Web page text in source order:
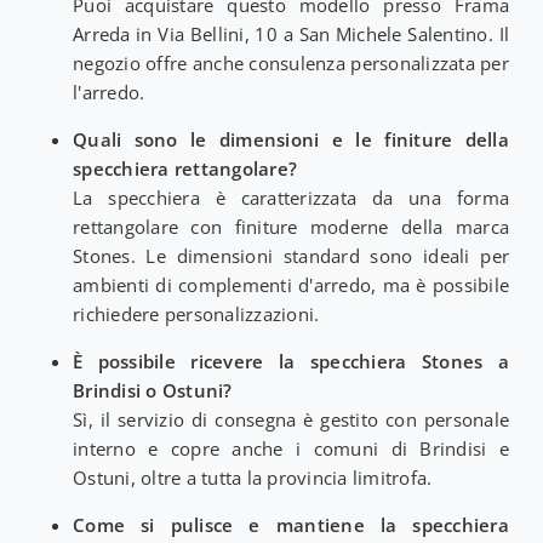
Arreda in Via Bellini, 10 a San Michele Salentino. Il
negozio offre anche consulenza personalizzata per
l'arredo.
Quali sono le dimensioni e le finiture della
specchiera rettangolare?
La specchiera è caratterizzata da una forma
rettangolare con finiture moderne della marca
Stones. Le dimensioni standard sono ideali per
ambienti di complementi d'arredo, ma è possibile
richiedere personalizzazioni.
È possibile ricevere la specchiera Stones a
Brindisi o Ostuni?
Sì, il servizio di consegna è gestito con personale
interno e copre anche i comuni di Brindisi e
Ostuni, oltre a tutta la provincia limitrofa.
Come si pulisce e mantiene la specchiera